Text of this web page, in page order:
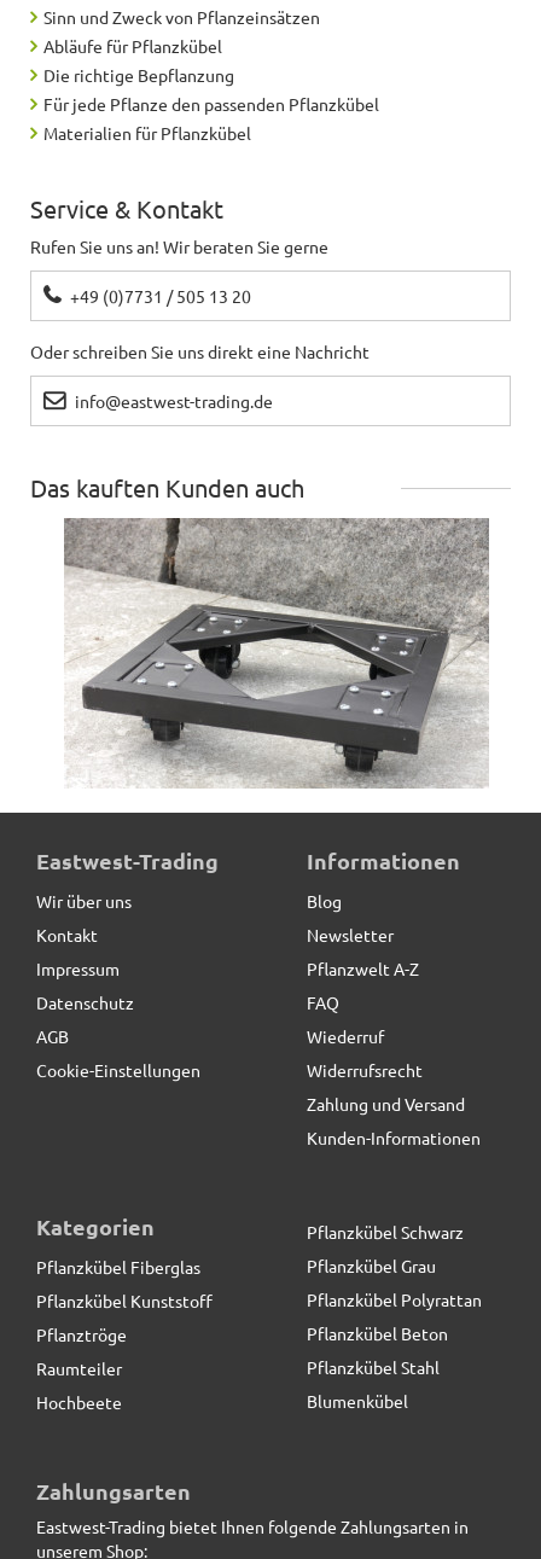
Sinn und Zweck von Pflanzeinsätzen
Abläufe für Pflanzkübel
Die richtige Bepflanzung
Für jede Pflanze den passenden Pflanzkübel
Materialien für Pflanzkübel
Service & Kontakt
Rufen Sie uns an! Wir beraten Sie gerne
+49 (0)7731 / 505 13 20
Oder schreiben Sie uns direkt eine Nachricht
info@eastwest-trading.de
Das kauften Kunden auch
ultrastarke Pflanzenroller aus Metall, schwarz
49,50 € *
19,90 € *
Eastwest-Trading
Wir über uns
Kontakt
Impressum
Datenschutz
AGB
Cookie-Einstellungen
Informationen
Blog
Newsletter
Pflanzwelt A-Z
FAQ
Wiederruf
Widerrufsrecht
Zahlung und Versand
Kunden-Informationen
Kategorien
Pflanzkübel Fiberglas
Pflanzkübel Kunststoff
Pflanztröge
Raumteiler
Hochbeete
Pflanzkübel Schwarz
Pflanzkübel Grau
Pflanzkübel Polyrattan
Pflanzkübel Beton
Pflanzkübel Stahl
Blumenkübel
Zahlungsarten
Eastwest-Trading bietet Ihnen folgende Zahlungsarten in
unserem Shop: